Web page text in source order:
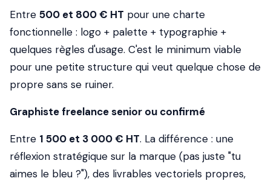
Entre 500 et 800 € HT pour une charte
fonctionnelle : logo + palette + typographie +
quelques règles d'usage. C'est le minimum viable
pour une petite structure qui veut quelque chose de
propre sans se ruiner.
Graphiste freelance senior ou confirmé
Entre 1 500 et 3 000 € HT. La différence : une
réflexion stratégique sur la marque (pas juste "tu
aimes le bleu ?"), des livrables vectoriels propres,